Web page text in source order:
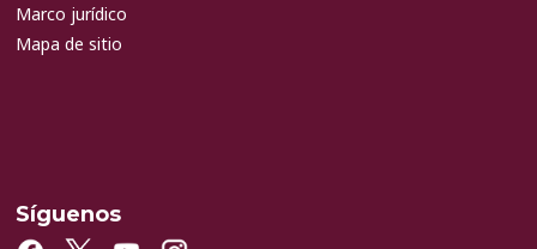
Marco jurídico
Mapa de sitio
Síguenos